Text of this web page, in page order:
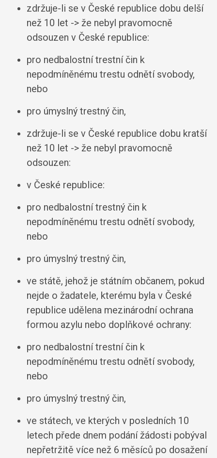
zdržuje-li se v České republice dobu delší
než 10 let -> že nebyl pravomocně
odsouzen v České republice:
pro nedbalostní trestní čin k
nepodmíněnému trestu odnětí svobody,
nebo
pro úmyslný trestný čin,
zdržuje-li se v České republice dobu kratší
než 10 let -> že nebyl pravomocně
odsouzen:
v České republice:
pro nedbalostní trestný čin k
nepodmíněnému trestu odnětí svobody,
nebo
pro úmyslný trestný čin,
ve státě, jehož je státním občanem, pokud
nejde o žadatele, kterému byla v České
republice udělena mezinárodní ochrana
formou azylu nebo doplňkové ochrany:
pro nedbalostní trestní čin k
nepodmíněnému trestu odnětí svobody,
nebo
pro úmyslný trestný čin,
ve státech, ve kterých v posledních 10
letech přede dnem podání žádosti pobýval
nepřetržitě více než 6 měsíců po dosažení